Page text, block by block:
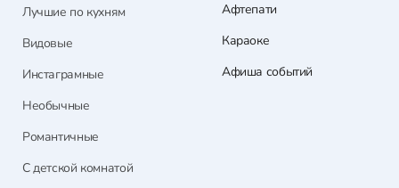
Лучшие по кухням
Видовые
Инстаграмные
Необычные
Романтичные
С детской комнатой
Афтепати
Караоке
Афиша событий